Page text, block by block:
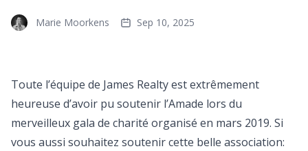
Marie Moorkens Sep 10, 2025
Toute l’équipe de James Realty est extrêmement
heureuse d’avoir pu soutenir l’Amade lors du
merveilleux gala de charité organisé en mars 2019. Si
vous aussi souhaitez soutenir cette belle association: